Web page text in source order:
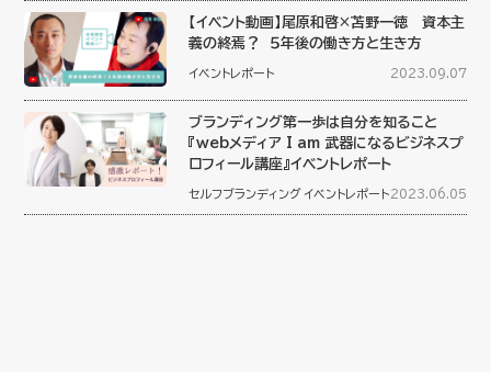
【イベント動画】尾原和啓×苫野一徳 資本主
義の終焉？ ５年後の働き方と生き方
イベントレポート 2023.09.07
ブランディング第一歩は自分を知ること
『webメディア I am 武器になるビジネスプ
ロフィール講座』イベントレポート
セルフブランディング イベントレポート 2023.06.05